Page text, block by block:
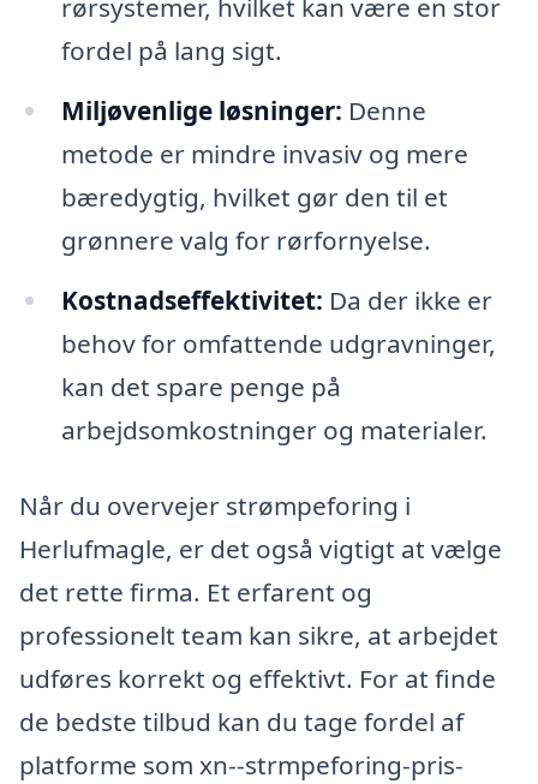
rørsystemer, hvilket kan være en stor
fordel på lang sigt.
Miljøvenlige løsninger: Denne
metode er mindre invasiv og mere
bæredygtig, hvilket gør den til et
grønnere valg for rørfornyelse.
Kostnadseffektivitet: Da der ikke er
behov for omfattende udgravninger,
kan det spare penge på
arbejdsomkostninger og materialer.
Når du overvejer strømpeforing i
Herlufmagle, er det også vigtigt at vælge
det rette firma. Et erfarent og
professionelt team kan sikre, at arbejdet
udføres korrekt og effektivt. For at finde
de bedste tilbud kan du tage fordel af
platforme som xn--strmpeforing-pris-